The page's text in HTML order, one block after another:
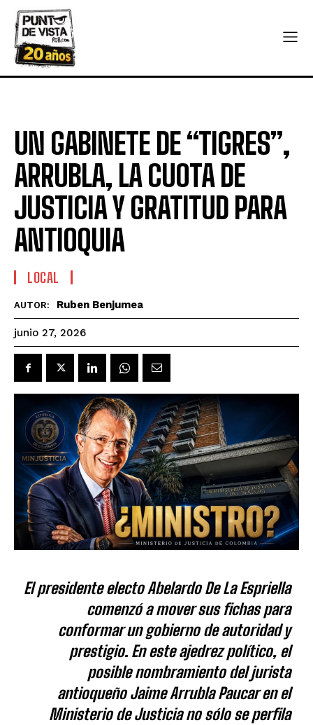
UN GABINETE DE “TIGRES”,
ARRUBLA, LA CUOTA DE
JUSTICIA Y GRATITUD PARA
ANTIOQUIA
LOCAL
AUTOR: Ruben Benjumea
junio 27, 2026
El presidente electo Abelardo De La Espriella
comenzó a mover sus fichas para
conformar un gobierno de autoridad y
prestigio. En este ajedrez político, el
posible nombramiento del jurista
antioqueño Jaime Arrubla Paucar en el
Ministerio de Justicia no sólo se perfila